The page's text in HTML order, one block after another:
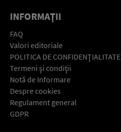
INFORMAŢII
FAQ
Valori editoriale
POLITICA DE CONFIDENŢIALITATE
Termeni şi condiţii
Notă de Informare
Despre cookies
Regulament general
GDPR